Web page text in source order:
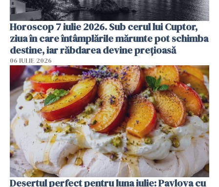
Horoscop 7 iulie 2026. Sub cerul lui Cuptor,
ziua în care întâmplările mărunte pot schimba
destine, iar răbdarea devine prețioasă
06 IULIE 2026
Desertul perfect pentru luna iulie: Pavlova cu